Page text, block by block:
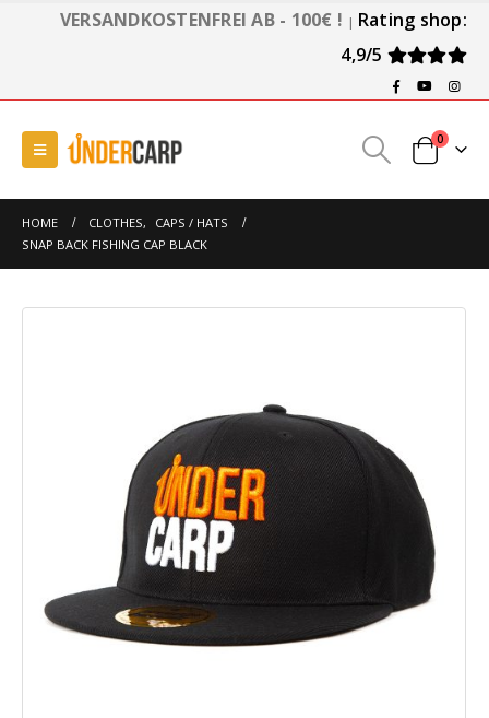
VERSANDKOSTENFREI AB - 100€ ! | Rating shop:
4,9/5
0
HOME CLOTHES,
CAPS / HATS
SNAP BACK FISHING CAP BLACK